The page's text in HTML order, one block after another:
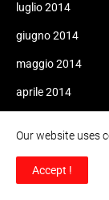
luglio 2014
giugno 2014
maggio 2014
aprile 2014
gennaio 2014
Our website uses
Accept !